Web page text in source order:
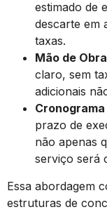
estimado de
descarte em
taxas.
Mão de
claro, sem
adicionais
prazo de
não apenas
serviço será
Essa abordagem
estruturas de